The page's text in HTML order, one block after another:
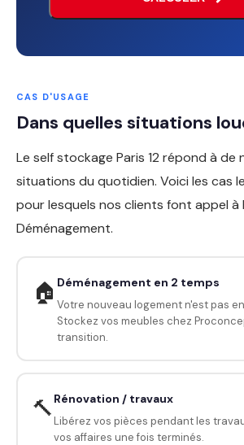
CAS D'USAGE
Dans quelles situations
Le self stockage Paris 12 répond à de
situations du quotidien. Voici les cas
pour lesquels nos clients font appel
Déménagement.
🏠 Déménagement en 2 temps
Votre nouveau logement n'est pas
Stockez vos meubles chez
transition.
🔨 Rénovation / travaux
Libérez vos pièces pendant les
vos affaires une fois terminés.